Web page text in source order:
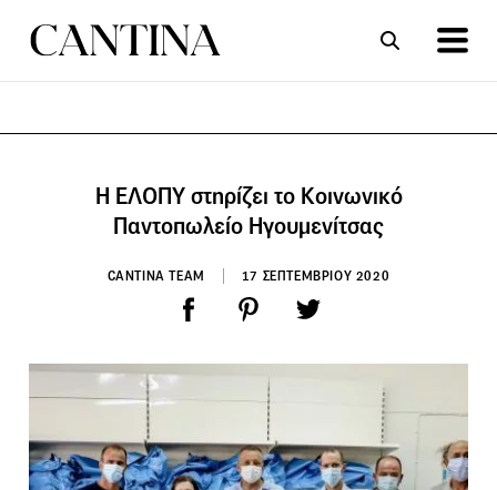
H ΕΛΟΠΥ στηρίζει το Κοινωνικό
Παντοπωλείο Ηγουμενίτσας
CANTINA TEAM 17 ΣΕΠΤΕΜΒΡΙΟΥ 2020